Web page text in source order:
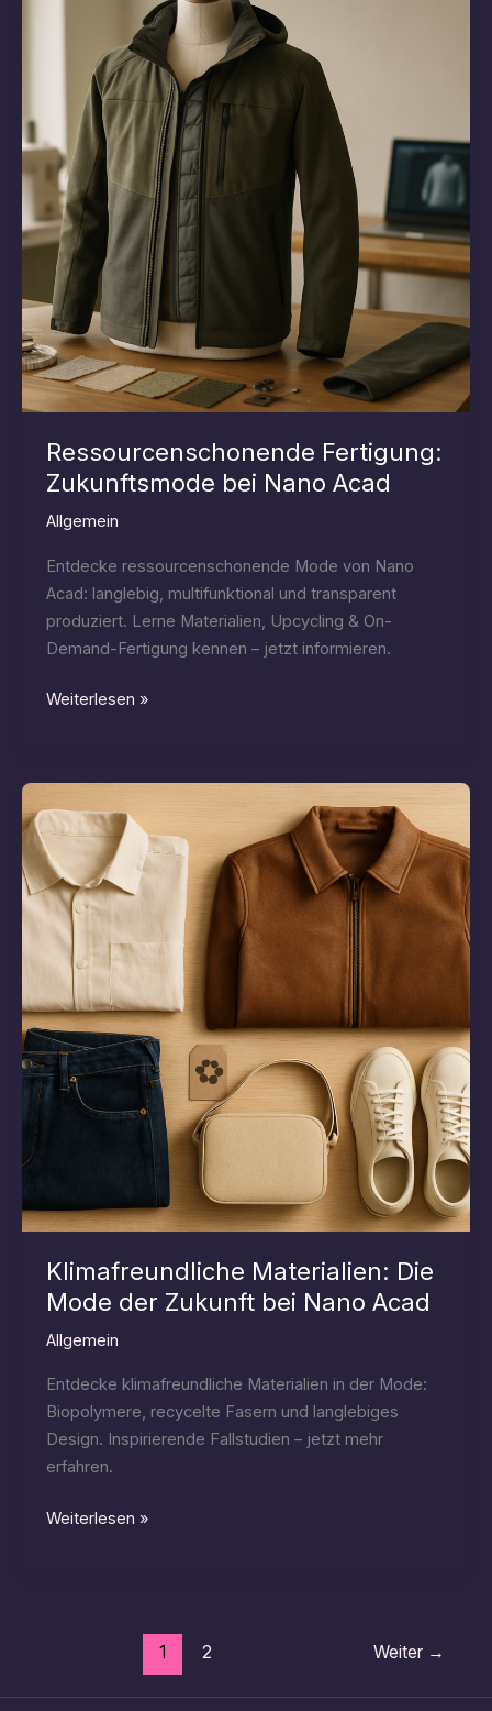
nachhaltige
Zukunftsmode
Ressourcenschonende Fertigung:
Zukunftsmode bei Nano Acad
Allgemein
Entdecke ressourcenschonende Mode von Nano
Acad: langlebig, multifunktional und transparent
produziert. Lerne Materialien, Upcycling & On-
Demand-Fertigung kennen – jetzt informieren.
Ressourcenschonende
bei
Nano
Acad
Weiterlesen »
Klimafreundliche Materialien: Die
Mode der Zukunft bei Nano Acad
Allgemein
Entdecke klimafreundliche Materialien in der Mode:
Biopolymere, recycelte Fasern und langlebiges
Design. Inspirierende Fallstudien – jetzt mehr
erfahren.
Klimafreundliche
Weiterlesen »
1 2 Weiter →